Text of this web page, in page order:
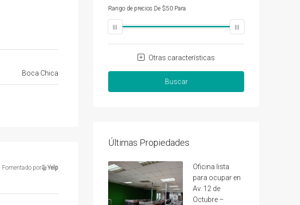
Boca Chica
Fomentado por Yelp
Rango de precios De $50 Para
Otras características
Buscar
Últimas Propiedades
Oficina lista
para ocupar en
Av. 12 de
Octubre –